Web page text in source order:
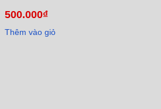
500.000₫
Thêm vào giỏ